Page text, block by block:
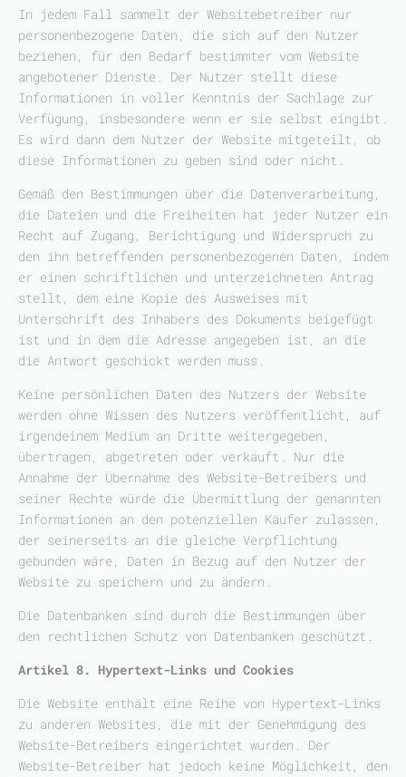
In jedem Fall sammelt der Websitebetreiber nur
personenbezogene Daten, die sich auf den Nutzer
beziehen, für den Bedarf bestimmter vom Website
angebotener Dienste. Der Nutzer stellt diese
Informationen in voller Kenntnis der Sachlage zur
Verfügung, insbesondere wenn er sie selbst eingibt.
Es wird dann dem Nutzer der Website mitgeteilt, ob
diese Informationen zu geben sind oder nicht.
Gemäß den Bestimmungen über die Datenverarbeitung,
die Dateien und die Freiheiten hat jeder Nutzer ein
Recht auf Zugang, Berichtigung und Widerspruch zu
den ihn betreffenden personenbezogenen Daten, indem
er einen schriftlichen und unterzeichneten Antrag
stellt, dem eine Kopie des Ausweises mit
Unterschrift des Inhabers des Dokuments beigefügt
ist und in dem die Adresse angegeben ist, an die
die Antwort geschickt werden muss.
Keine persönlichen Daten des Nutzers der Website
werden ohne Wissen des Nutzers veröffentlicht, auf
irgendeinem Medium an Dritte weitergegeben,
übertragen, abgetreten oder verkauft. Nur die
Annahme der Übernahme des Website-Betreibers und
seiner Rechte würde die Übermittlung der genannten
Informationen an den potenziellen Käufer zulassen,
der seinerseits an die gleiche Verpflichtung
gebunden wäre, Daten in Bezug auf den Nutzer der
Website zu speichern und zu ändern.
Die Datenbanken sind durch die Bestimmungen über
den rechtlichen Schutz von Datenbanken geschützt.
Artikel 8. Hypertext-Links und Cookies
Die Website enthält eine Reihe von Hypertext-Links
zu anderen Websites, die mit der Genehmigung des
Website-Betreibers eingerichtet wurden. Der
Website-Betreiber hat jedoch keine Möglichkeit, den